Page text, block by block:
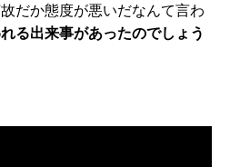
だか態度が悪いだなんて言わ
る出来事があったのでしょう